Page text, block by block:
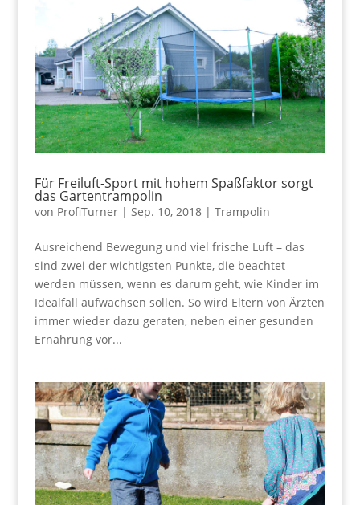
Für Freiluft-Sport mit hohem Spaßfaktor sorgt
das Gartentrampolin
von ProfiTurner| Sep. 10, 2018| Trampolin
Ausreichend Bewegung und viel frische Luft – das
sind zwei der wichtigsten Punkte, die beachtet
werden müssen, wenn es darum geht, wie Kinder im
Idealfall aufwachsen sollen. So wird Eltern von Ärzten
immer wieder dazu geraten, neben einer gesunden
Ernährung vor...